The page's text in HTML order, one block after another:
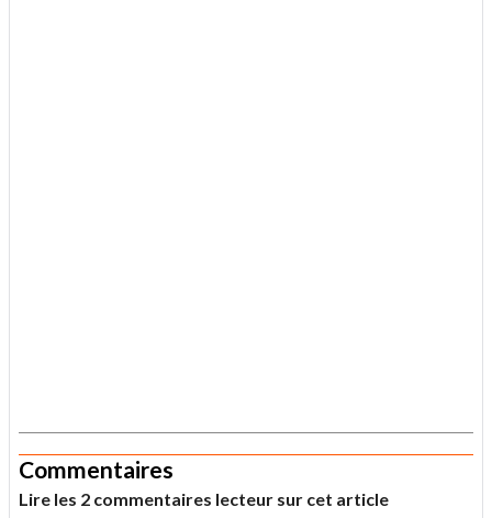
Commentaires
Lire les 2 commentaires lecteur sur cet article